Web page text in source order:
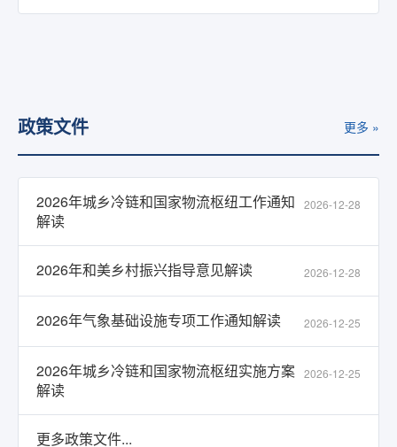
政策文件 更多 »
2026年城乡冷链和国家物流枢纽工作通知
解读
2026-12-28
2026年和美乡村振兴指导意见解读 2026-12-28
2026年气象基础设施专项工作通知解读 2026-12-25
2026年城乡冷链和国家物流枢纽实施方案
解读
2026-12-25
更多政策文件...